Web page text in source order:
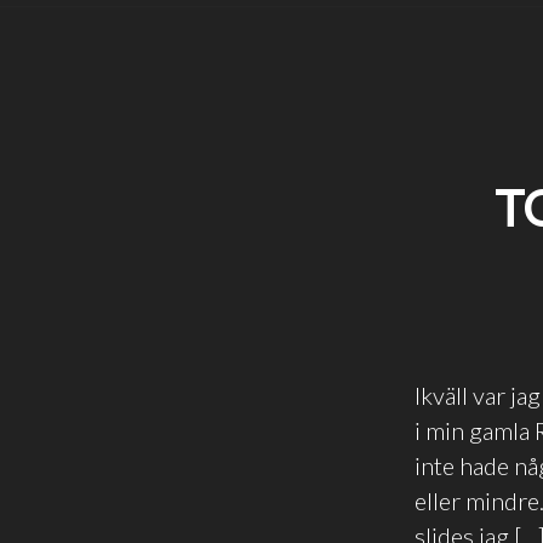
Ikväll var
i min gamla
inte hade
eller
slides jag